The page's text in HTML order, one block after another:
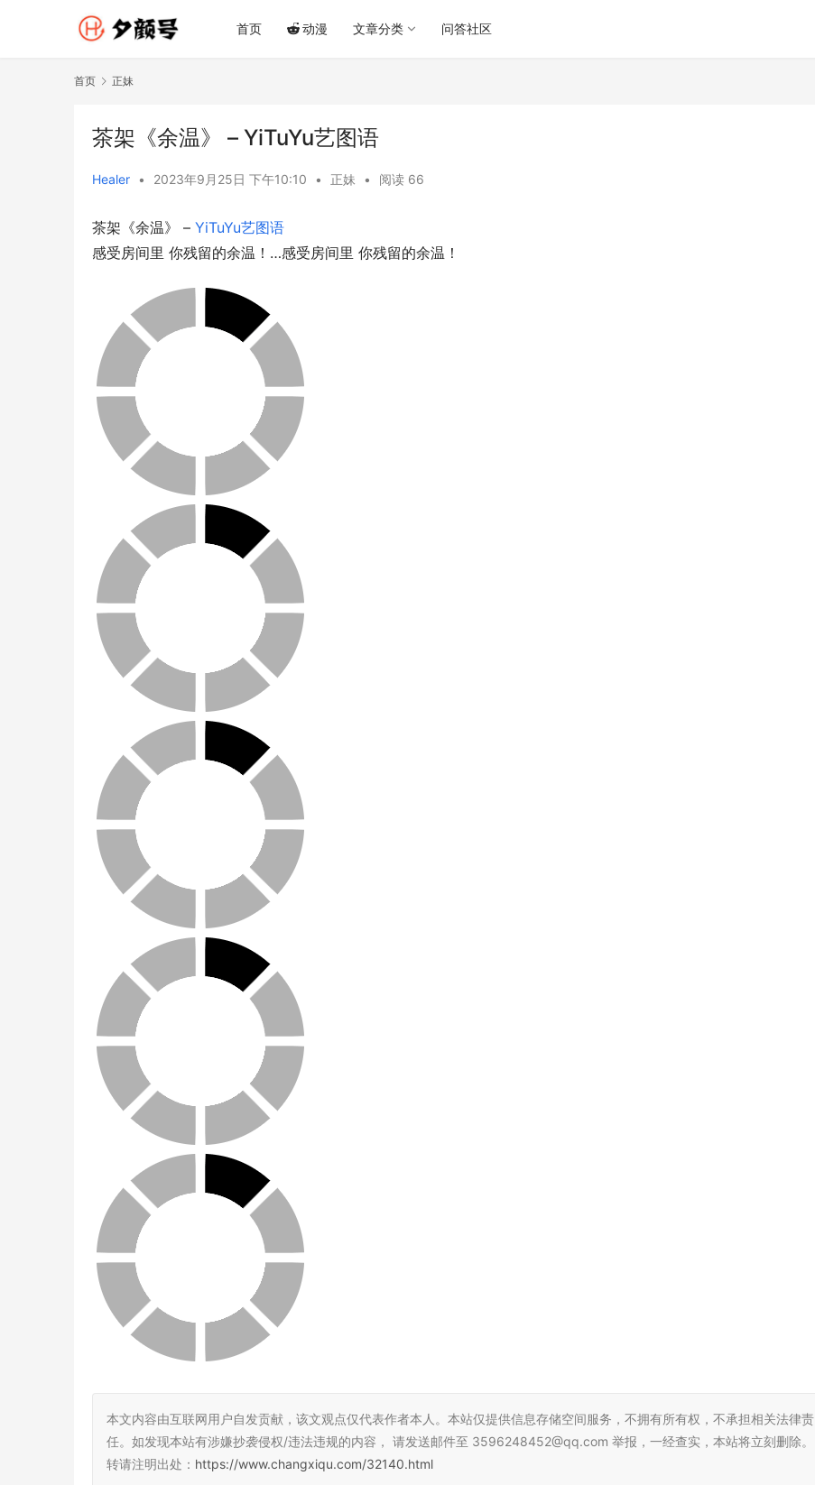
首页 动漫 文章分类 问答社区
首页 正妹
茶架《余温》 – YiTuYu艺图语
Healer • 2023年9月25日 下午10:10 • 正妹 • 阅读 66
茶架《余温》 – YiTuYu艺图语
感受房间里 你残留的余温！…感受房间里 你残留的余温！
本文内容由互联网用户自发贡献，该文观点仅代表作者本人。本站仅提供信息存储空间服务，不拥有所有权，不承担相关法律责
任。如发现本站有涉嫌抄袭侵权/违法违规的内容， 请发送邮件至 3596248452@qq.com 举报，一经查实，本站将立刻删除。
转请注明出处： https://www.changxiqu.com/32140.html